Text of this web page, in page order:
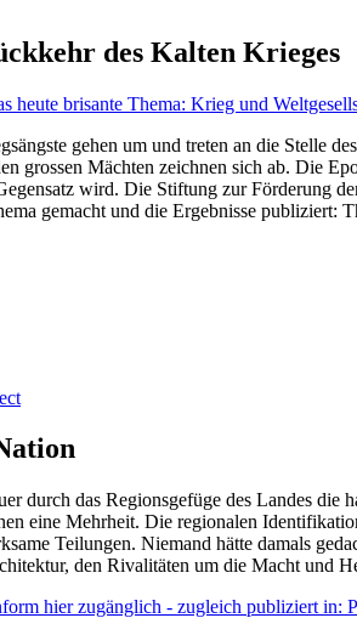
des Kalten Krieges
heute brisante Thema: Krieg und
gehen um und treten an die Stelle
grossen Mächten zeichnen sich ab. Die
wird. Die Stiftung zur Förderung
gemacht und die Ergebnisse
durch das Regionsgefüge des Landes
eine Mehrheit. Die regionalen
Teilungen. Niemand hätte damals
den Rivalitäten um die Macht und
hier zugänglich - zugleich publiziert